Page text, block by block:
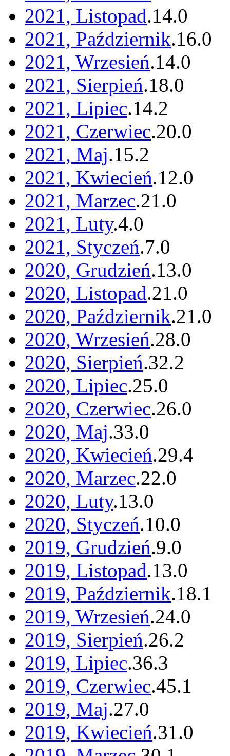
2021, Listopad.14.0
2021, Październik.16.0
2021, Wrzesień.14.0
2021, Sierpień.18.0
2021, Lipiec.14.2
2021, Czerwiec.20.0
2021, Maj.15.2
2021, Kwiecień.12.0
2021, Marzec.21 .0
2021, Luty.4.0
2021, Styczeń.7.0
2020, Grudzień.13.0
2020, Listopad.21 .0
2020, Październik.21 .0
2020, Wrzesień.28.0
2020, Sierpień.32.2
2020, Lipiec.25.0
2020, Czerwiec.26.0
2020, Maj.33.0
2020, Kwiecień.29.4
2020, Marzec.22.0
2020, Luty.13.0
2020, Styczeń.10.0
2019, Grudzień.9.0
2019, Listopad.13.0
2019, Październik.18.1
2019, Wrzesień.24.0
2019, Sierpień.26.2
2019, Lipiec.36.3
2019, Czerwiec.45.1
2019, Maj.27.0
2019, Kwiecień.31 .0